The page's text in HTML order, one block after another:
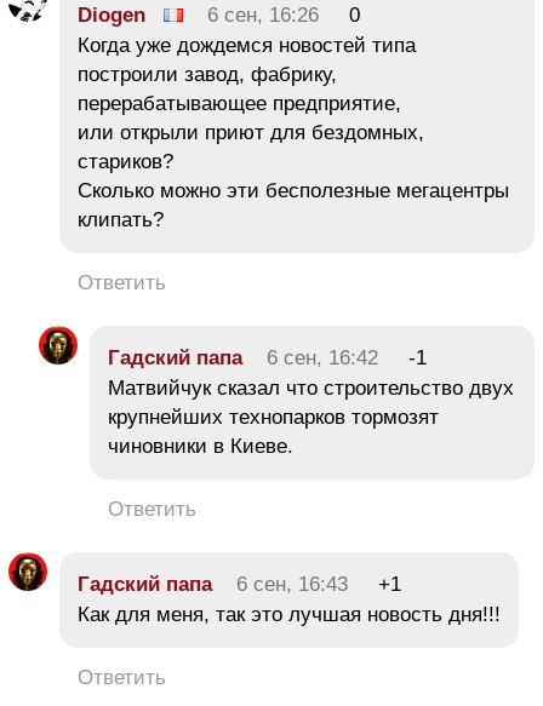
Diogen 6 сен, 16:26
0
Когда уже дождемся новостей типа
построили завод, фабрику,
перерабатывающее предприятие,
или открыли приют для бездомных,
стариков?
Сколько можно эти бесполезные мегацентры
клипать?
Ответить
Гадский папа 6 сен, 16:42
-1
Матвийчук сказал что строительство двух
крупнейших технопарков тормозят
чиновники в Киеве.
Ответить
Гадский папа 6 сен, 16:43
+1
Как для меня, так это лучшая новость дня!!!
Ответить